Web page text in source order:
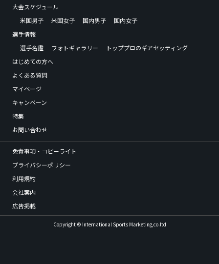
大会スケジュール
米国男子
米国女子 国内男子
国内女子
選手情報
選手名鑑
フォトギャラリー
トッププロのギアセッティング
はじめての方へ
よくある質問
マイページ
キャンペーン
特集
お問い合わせ
免責事項・コピーライト
プライバシーポリシー
利用規約
会社案内
広告掲載
Copyright © International Sports Marketing,co.ltd